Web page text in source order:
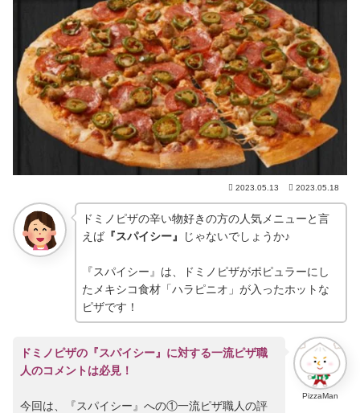
2023.05.13 2023.05.18
ドミノピザの辛い物好きの方の人気メニューと言
えば『スパイシー』 じゃないでしょうか♪
『スパイシー』は、ドミノピザがポピュラーにし
たメキシコ食材「ハラピニオ」が入ったホットな
ピザです！
PizzaMan
ドミノピザの『スパイシー』に対する一流ピザ職
人のコメントは必見！
今回は、『スパイシー』への①一流ピザ職人の評